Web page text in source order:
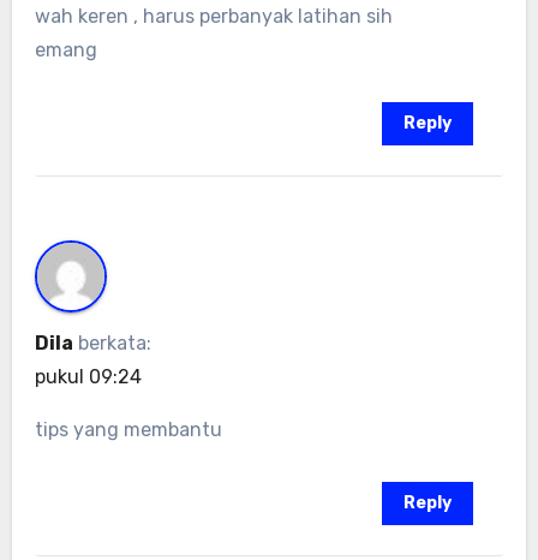
wah keren , harus perbanyak latihan sih
emang
Reply
Dila berkata:
pukul 09:24
tips yang membantu
Reply